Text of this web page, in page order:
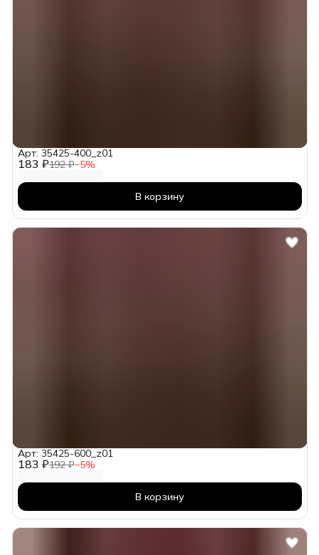
183 ₽192 ₽−5%
Арт: 35425-400_z01
В корзину
183 ₽192 ₽−5%
Арт: 35425-600_z01
В корзину